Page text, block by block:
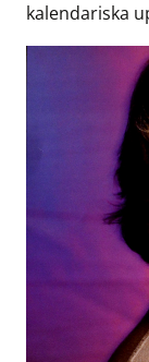
kalendariska